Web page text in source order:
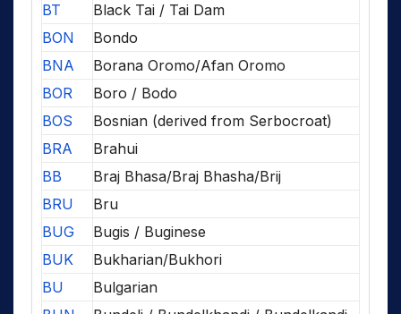
BT
Black Tai / Tai Dam
BON
Bondo
BNA
Borana Oromo/Afan Oromo
BOR
Boro / Bodo
BOS
Bosnian (derived from Serbocroat)
BRA
Brahui
BB
Braj Bhasa/Braj Bhasha/Brij
BRU
Bru
BUG
Bugis / Buginese
BUK
Bukharian/Bukhori
BU
Bulgarian